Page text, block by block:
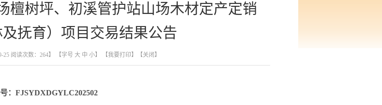
檀树坪、初溪管护站山场木材定产定销
及抚育）项目交易结果公告
25 阅读次数： 264】 【字号 大 中 小】 【我要打印】 【关闭】
：FJSYDXDGYLC202502